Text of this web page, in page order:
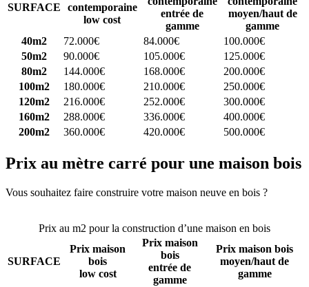
SURFACE
contemporaine
low cost
entrée de
gamme
moyen/haut de
gamme
40m2
72.000€ 84.000€
100.000€
50m2
90.000€ 105.000€
125.000€
80m2
144.000€ 168.000€
200.000€
100m2
180.000€ 210.000€
250.000€
120m2
216.000€ 252.000€
300.000€
160m2
288.000€ 336.000€
400.000€
200m2
360.000€ 420.000€ 500.000€
Prix au mètre carré pour une maison bois
Vous souhaitez faire construire votre maison neuve en bois ?
Prix au m2 pour la construction d’une maison en bois
SURFACE
Prix maison
bois
low cost
Prix maison
bois
entrée de
gamme
Prix maison bois
moyen/haut de
gamme